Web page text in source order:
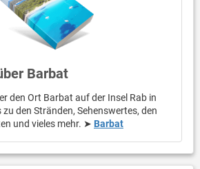
Barbat
den Ort Barbat auf der Insel Rab in
den Stränden, Sehenswertes, den
und vieles mehr. ➤ Barbat